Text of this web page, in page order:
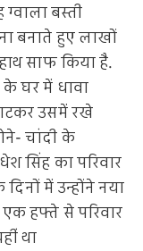
बस्ती
बनाते हुए लाखों
साफ किया है.
घर में धावा
उसमें रखे
चांदी के
सिंह का परिवार
में उन्होंने नया
हफ्ते से परिवार
था